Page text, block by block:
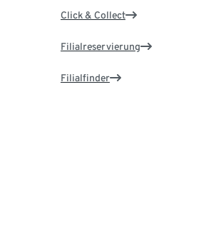
Click & Collect
Filialreservierung
Filialfinder